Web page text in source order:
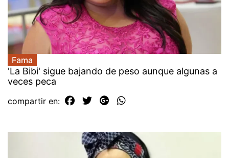
Fama
'La Bibi' sigue bajando de peso aunque algunas a
veces peca
compartir en: